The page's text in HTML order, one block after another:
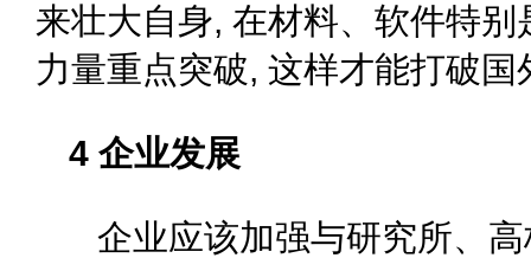
来壮大自身, 在材料、软件特
力量重点突破, 这样才能打破
4 企业发展
企业应该加强与研究所、